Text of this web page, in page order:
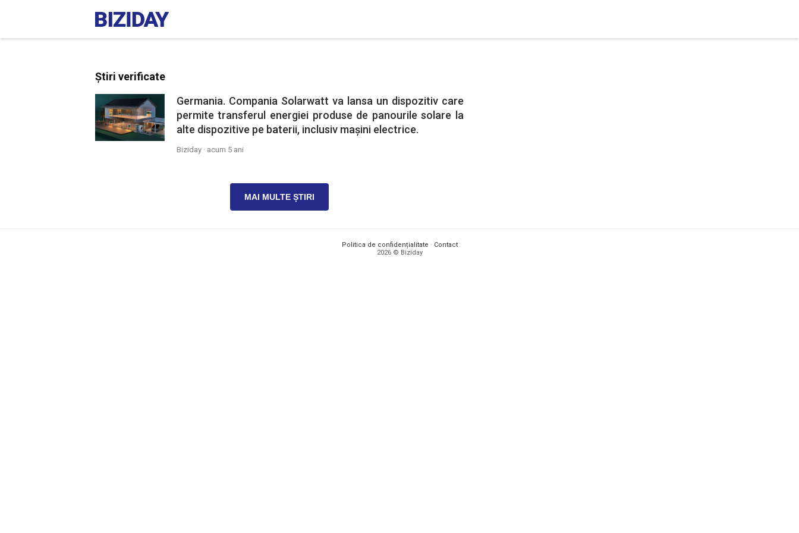
Știri verificate
Germania. Compania Solarwatt va lansa un dispozitiv care
permite transferul energiei produse de panourile solare la
alte dispozitive pe baterii, inclusiv mașini electrice.
Biziday · acum 5 ani
MAI MULTE ȘTIRI
Politica de confidențialitate · Contact
2026 © Biziday